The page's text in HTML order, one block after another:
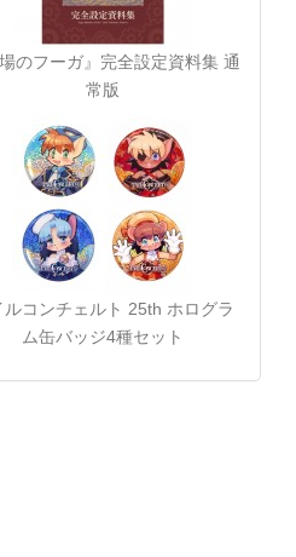
場のフーガ』完全設定資料集 通
常版
ルコンチェルト 25th ホログラ
ム缶バッジ4種セット